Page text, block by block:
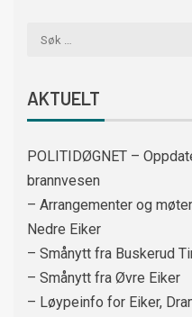
AKTUELT
POLITIDØGNET –
brannvesen
– Arrangementer og
Nedre Eiker
– Smånytt fra Buskerud
– Smånytt fra Øvre Eiker
– Løypeinfo for Eiker,